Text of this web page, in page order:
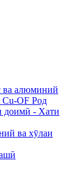
ва алюминий
Cu-OF Род
доимӣ - Хати
ва хӯлаи